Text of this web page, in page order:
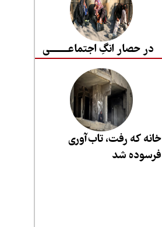
در حصار انگِ اجتماعــــــــی
خانه که رفت، تاب‌آوری
فرسوده شد